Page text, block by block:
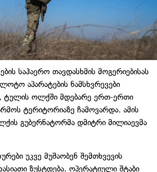
საჰაერო თავდასხმის მოგერიებისას
აპარატების ნამსხვრევები
ტულის ოლქში მდებარე ერთ-ერთი
ტერიტორიაზე ჩამოვარდა. ამის
გუბერნატორმა დმიტრი მილიაევმა
უკვე მუშაობენ შემთხვევის
ზუსტდება. ოპერატიული შტაბი